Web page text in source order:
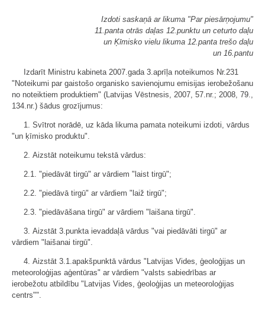
Izdoti saskaņā ar likuma "Par piesārņojumu"
11.panta otrās daļas 12.punktu un ceturto daļu
un Ķīmisko vielu likuma 12.panta trešo daļu
un 16.pantu
Izdarīt Ministru kabineta 2007.gada 3.aprīļa noteikumos Nr.231
"Noteikumi par gaistošo organisko savienojumu emisijas ierobežošanu
no noteiktiem produktiem" (Latvijas Vēstnesis, 2007, 57.nr.; 2008, 79.,
134.nr.) šādus grozījumus:
1. Svītrot norādē, uz kāda likuma pamata noteikumi izdoti, vārdus
"un ķīmisko produktu".
2. Aizstāt noteikumu tekstā vārdus:
2.1. "piedāvāt tirgū" ar vārdiem "laist tirgū";
2.2. "piedāvā tirgū" ar vārdiem "laiž tirgū";
2.3. "piedāvāšana tirgū" ar vārdiem "laišana tirgū".
3. Aizstāt 3.punkta ievaddaļā vārdus "vai piedāvāti tirgū" ar
vārdiem "laišanai tirgū".
4. Aizstāt 3.1.apakšpunktā vārdus "Latvijas Vides, ģeoloģijas un
meteoroloģijas aģentūras" ar vārdiem "valsts sabiedrības ar
ierobežotu atbildību "Latvijas Vides, ģeoloģijas un meteoroloģijas
centrs"".